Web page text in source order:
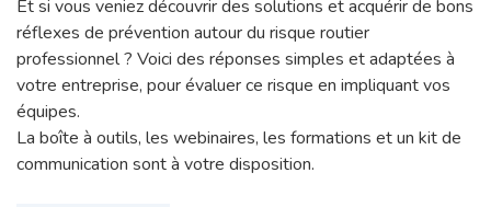
Et si vous veniez découvrir des solutions et acquérir de bons
réflexes de prévention autour du risque routier
professionnel ? Voici des réponses simples et adaptées à
votre entreprise, pour évaluer ce risque en impliquant vos
équipes.
La boîte à outils, les webinaires, les formations et un kit de
communication sont à votre disposition.